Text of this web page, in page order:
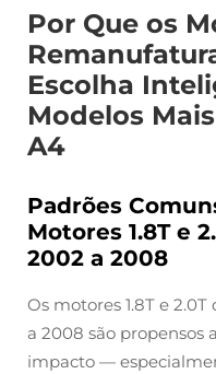
Por Que os
Escolha
Modelos
A4
Padrões
Motores 1.8T e
2002 a 2008
Os motores 1.8T e
a 2008 são propensos
impacto —